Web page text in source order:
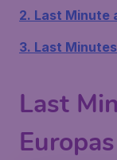
2. Last Minute
3. Last Minutes
Last
Europas